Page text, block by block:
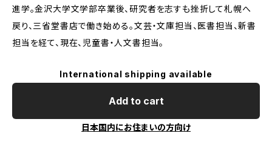
進学。金沢大学文学部卒業後、研究者を志すも挫折して札幌へ
戻り、三省堂書店で働き始める。文芸・文庫担当、医書担当、新書
担当を経て、現在、児童書・人文書担当。
International shipping available
Add to cart
日本国内にお住まいの方向け